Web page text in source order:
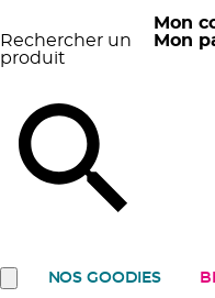
Rechercher un
produit
Mon
Mon
NOS GOODIES